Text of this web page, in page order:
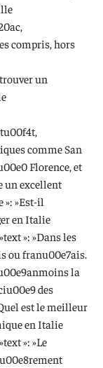
compris, hors
trouver un
tu00f4t,
comme San
Florence, et
un excellent
»: »Est-il
en Italie
»: »Dans les
ou franu00e7ais.
la
des
est le meilleur
en Italie
»: »Le